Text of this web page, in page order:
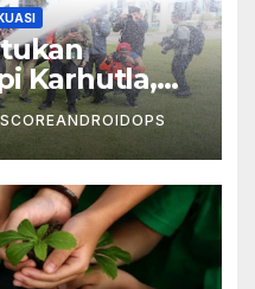
Karhutla,
di